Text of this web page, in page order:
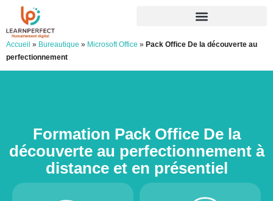
Accueil » Bureautique » Microsoft Office » Pack Office De la découverte au
perfectionnement
Formation Pack Office De la
découverte au perfectionnement à
distance et en présentiel